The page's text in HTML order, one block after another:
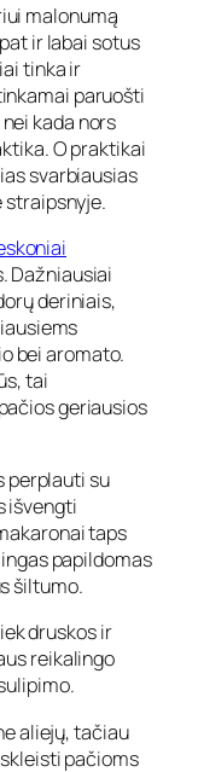
malonumą
ir labai sotus
tinka ir
paruošti
kada nors
O praktikai
svarbiausias
straipsnyje.
Dažniausiai
deriniais,
bei aromato.
tai
geriausios
su
išvengti
taps
papildomas
šiltumo.
druskos ir
reikalingo
aliejų, tačiau
pačioms